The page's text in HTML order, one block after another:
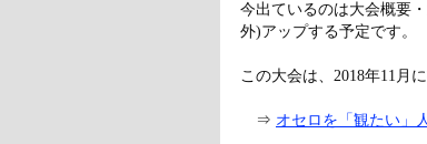
今出ているのは大会概要
外)アップする予定です。
この大会は、2018年11月
⇒ オセロを「観たい」